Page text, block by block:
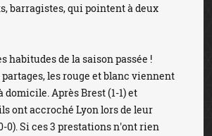
barragistes, qui pointent à deux
habitudes de la saison passée !
les rouge et blanc viennent
domicile. Après Brest (1-1) et
ont accroché Lyon lors de leur
0). Si ces 3 prestations n'ont rien